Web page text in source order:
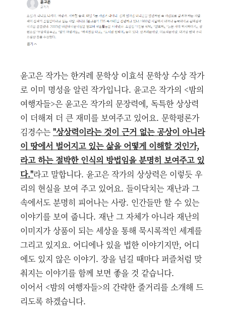
윤고은 작가는 한겨레 문학상 이효석 문학상 수상 작가
로 이미 명성을 알린 작가입니다. 윤고은 작가의 <밤의
여행자들>은 윤고은 작가의 문장력에, 독특한 상상력
이 더해져 더 큰 재미를 보여주고 있어요. 문학평론가
김경수는 "상상력이라는 것이 근거 없는 공상이 아니라
이 땅에서 벌어지고 있는 삶을 어떻게 이해할 것인가,
라고 하는 절박한 인식의 방법임을 분명히 보여주고 있
다."라고 말합니다. 윤고은 작가의 상상력은 이렇듯 우
리의 현실을 보여 주고 있어요. 들이닥치는 재난과 그
속에서도 분명히 피어나는 사랑. 인간들만 할 수 있는
이야기를 보여 줍니다. 재난 그 자체가 아니라 재난의
이미지가 상품이 되는 세상을 통해 묵시록적인 세계를
그리고 있지요. 어디에나 있을 법한 이야기지만, 어디
에도 있지 않은 이야기. 장을 넘길 때마다 퍼즐처럼 맞
춰지는 이야기를 함께 보면 좋을 것 같습니다.
이어서 <밤의 여행자들>의 간략한 줄거리를 소개해 드
리도록 하겠습니다.